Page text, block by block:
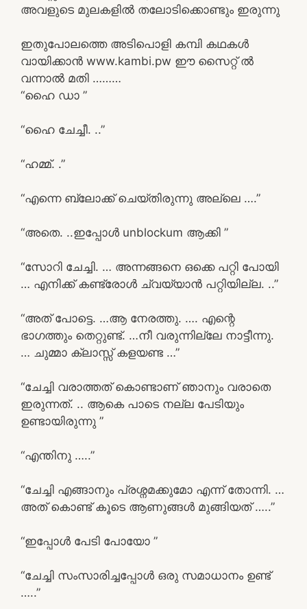
അവളുടെ മുലകളിൽ തലോടിക്കൊണ്ടും ഇരുന്നു
ഇതുപോലത്തെ അടിപൊളി കമ്പി കഥകൾ
വായിക്കാൻ www.kambi.pw ഈ സൈറ്റ് ൽ
വന്നാൽ മതി ………
“ഹൈ ഡാ ”
“ഹൈ ചേച്ചീ. ..”
“ഹമ്മ്. .”
“എന്നെ ബ്ലോക്ക്‌ ചെയ്തിരുന്നു അല്ലെ ….”
“അതെ. ..ഇപ്പോൾ unblockum ആക്കി ”
“സോറി ചേച്ചി. … അന്നങ്ങനെ ഒക്കെ പറ്റി പോയി
… എനിക്ക് കണ്ട്രോൾ ച്വയ്യാൻ പറ്റിയില്ല. ..”
“അത് പോട്ടെ. …ആ നേരത്തു. …. എന്റെ
ഭാഗത്തും തെറ്റുണ്ട്. …നീ വരുന്നില്ലേ നാട്ടീന്നു.
… ചുമ്മാ ക്ലാസ്സ്‌ കളയണ്ട …”
“ചേച്ചി വരാത്തത് കൊണ്ടാണ് ഞാനും വരാതെ
ഇരുന്നത്. .. ആകെ പാടെ നല്ല പേടിയും
ഉണ്ടായിരുന്നു ”
“എന്തിനു …..”
“ചേച്ചി എങ്ങാനും പ്രശ്നമക്കുമോ എന്ന് തോന്നി. …
അത് കൊണ്ട് കൂടെ ആണുങ്ങൾ മുങ്ങിയത് …..”
“ഇപ്പോൾ പേടി പോയോ ”
“ചേച്ചി സംസാരിച്ചപ്പോൾ ഒരു സമാധാനം ഉണ്ട്
…..”